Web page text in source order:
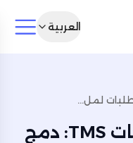
العربية
التحسين الذكي لشحنات TMS: دمج الطلبات لملء الشاحنات وتقليل الحمولة الجزئية
التحسين الذكي لشحنات TMS: دمج